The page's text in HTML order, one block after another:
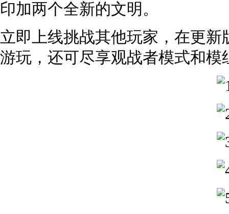
印加两个全新的文明。
立即上线挑战其他玩家，在更
游玩，还可尽享观战者模式和